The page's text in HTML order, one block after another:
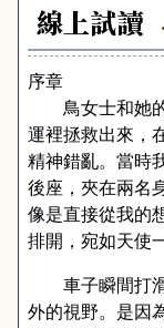
線上試讀
序章
鳥女士和她
運裡拯救出來，
精神錯亂。當時
後座，夾在兩名
像是直接從我的
排開，宛如天使
車子瞬間打
外的視野。是因